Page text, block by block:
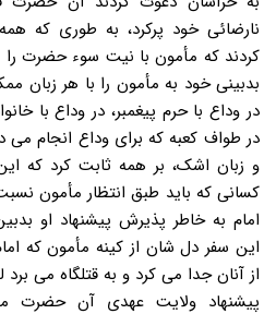
نارضائی خود پرکرد، به طوری که
کردند که مأمون با نیت سوء حضرت
بدبینی خود به مأمون را با هر
در وداع با حرم پیغمبر، در وداع با
در طواف کعبه که برای وداع انجام می
و زبان اشک، بر همه ثابت کرد که
کسانی که باید طبق انتظار مأمون
امام به خاطر پذیرش پیشنهاد او
این سفر دل شان از کینه مأمون که
پیشنهاد ولایت عهدی آن